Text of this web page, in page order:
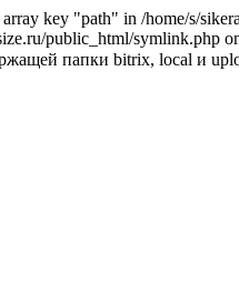
key "path" in /home/s/
public_html/symlink.php
папки bitrix, local и